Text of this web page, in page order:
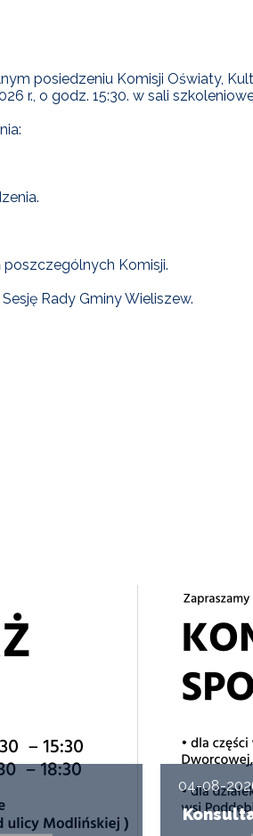
posiedzeniu Komisji Oświaty,
r., o godz. 15:30. w sali
Komisji.
Rady Gminy Wieliszew.
04-08-